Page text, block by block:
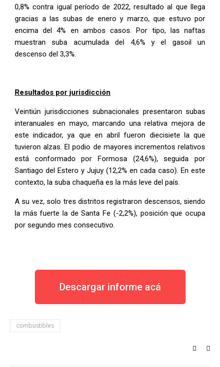
0,8% contra igual período de 2022, resultado al que llega
gracias a las subas de enero y marzo, que estuvo por
encima del 4% en ambos casos. Por tipo, las naftas
muestran suba acumulada del 4,6% y el gasoil un
descenso del 3,3%.
Resultados por jurisdicción
Veintiún jurisdicciones subnacionales presentaron subas
interanuales en mayo, marcando una relativa mejora de
este indicador, ya que en abril fueron diecisiete la que
tuvieron alzas. El podio de mayores incrementos relativos
está conformado por Formosa (24,6%), seguida por
Santiago del Estero y Jujuy (12,2% en cada caso). En este
contexto, la suba chaqueña es la más leve del país.
A su vez, solo tres distritos registraron descensos, siendo
la más fuerte la de Santa Fe (-2,2%), posición que ocupa
por segundo mes consecutivo.
Descargar informe acá
combustibles